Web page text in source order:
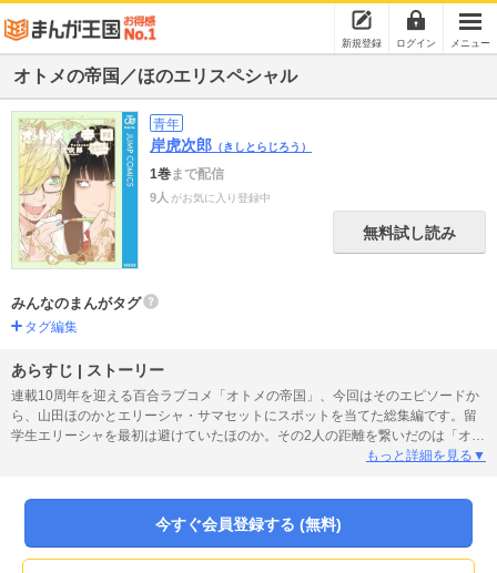
新規登録 ログイン メニュー
オトメの帝国／ほのエリスペシャル
青年
岸虎次郎 （きしとらじろう）
1巻まで配信
9人 がお気に入り登録中
無料試し読み
みんなのまんがタグ
タグ編集
あらすじ | ストーリー
連載10周年を迎える百合ラブコメ「オトメの帝国」、今回はそのエピソードか
ら、山田ほのかとエリーシャ・サマセットにスポットを当てた総集編です。留
学生エリーシャを最初は避けていたほのか。その2人の距離を繋いだのは「オタ
ク」であること。新規彩色したカラーページや描き下ろし漫画も収録した、フ
もっと詳細を見る▼
今すぐ会員登録する (無料)